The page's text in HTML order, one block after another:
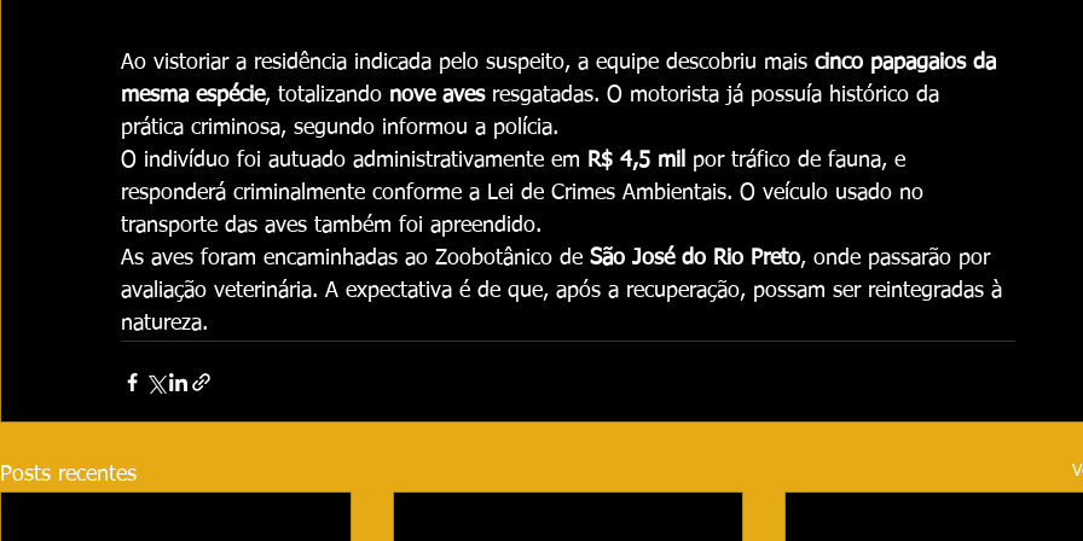
Ao vistoriar a residência indicada pelo suspeito, a equipe descobriu mais cinco papagaios da
mesma espécie, totalizando nove aves resgatadas. O motorista já possuía histórico da
prática criminosa, segundo informou a polícia.
O indivíduo foi autuado administrativamente em R$ 4,5 mil
por tráfico de fauna, e
responderá criminalmente conforme a Lei de Crimes Ambientais. O veículo usado no
transporte das aves também foi apreendido.
As aves foram encaminhadas ao Zoobotânico de São José do Rio Preto, onde passarão por
avaliação veterinária. A expectativa é de que, após a recuperação, possam ser reintegradas à
natureza.
Posts recentes